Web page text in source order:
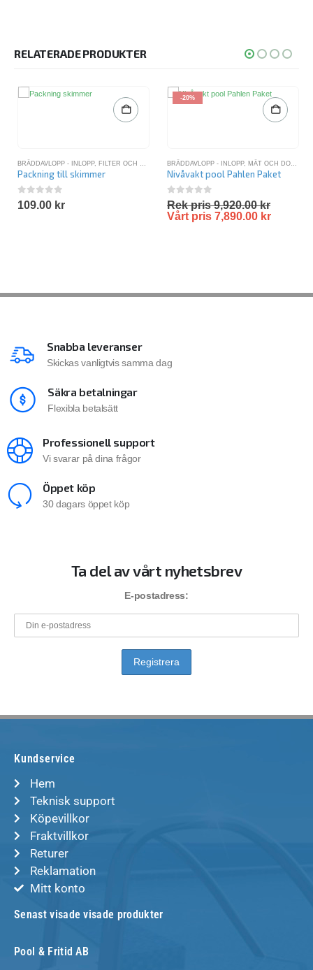
RELATERADE PRODUKTER
BRÄDDAVLOPP - INLOPP, FILTER OCH RENING ,RESERVDELAR SWIM-FUN
Packning till skimmer
0 out of 5
109.00 kr
-20%
BRÄDDAVLOPP - INLOPP, MÄT OCH DOSERINGSSYSTEM
Nivåvakt pool Pahlen Paket
0out of 5
Rek pris9,920.00kr
Vårt pris 7,890.00 kr
Snabba leveranser
Skickas vanligtvis samma dag
Säkra betalningar
Flexibla betalsätt
Professionell support
Vi svarar på dina frågor
Öppet köp
30 dagars öppet köp
Ta del av vårt nyhetsbrev
E-postadress:
Kundservice
Hem
Teknisk support
Köpevillkor
Fraktvillkor
Returer
Reklamation
Mitt konto
Senast visade visade produkter
Pool & Fritid AB